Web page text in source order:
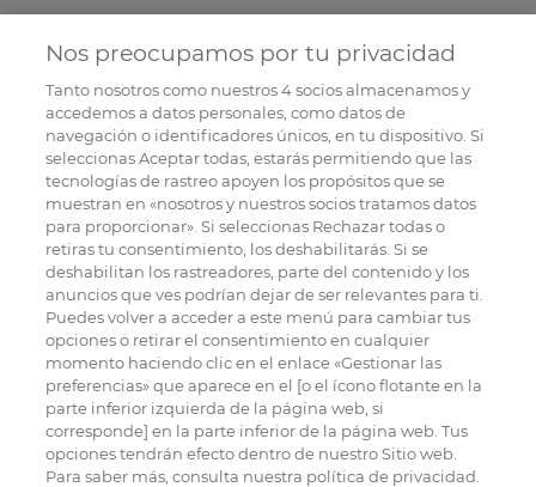
Nos preocupamos por tu privacidad
Tanto nosotros como nuestros4socios almacenamos y
accedemos a datos personales, como datos de
navegación o identificadores únicos, en tu dispositivo. Si
seleccionas Aceptar todas, estarás permitiendo que las
tecnologías de rastreo apoyen los propósitos que se
muestran en «nosotros y nuestros socios tratamos datos
para proporcionar». Si seleccionas Rechazar todas o
retiras tu consentimiento, los deshabilitarás. Si se
deshabilitan los rastreadores, parte del contenido y los
anuncios que ves podrían dejar de ser relevantes para ti.
Puedes volver a acceder a este menú para cambiar tus
opciones o retirar el consentimiento en cualquier
momento haciendo clic en el enlace «Gestionar las
preferencias» que aparece en el [o el ícono flotante en la
parte inferior izquierda de la página web, si
corresponde] en la parte inferior de la página web. Tus
opciones tendrán efecto dentro de nuestro Sitio web.
Para saber más, consulta nuestra política de privacidad.